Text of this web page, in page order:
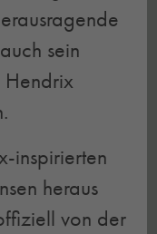
sein
Hendrix
inspirierten
heraus
von der